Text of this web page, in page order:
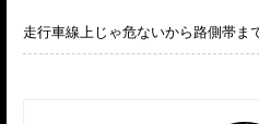
走行車線上じゃ危ないから路側帯ま